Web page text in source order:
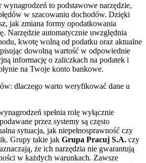
to podstawowe narzędzie,
w szacowaniu dochodów. Dzięki
jak zmiana formy opodatkowania
Narzędzie automatycznie uwzględnia
kwotę wolną od podatku oraz aktualne
dowolną wartość w odpowiednie
informację o zaliczkach na podatek i
na Twoje konto bankowe.
dlaczego warto weryfikować dane u
spełnia rolę wyłącznie
przez systemy są często
sytuacja, jak niepełnosprawność czy
Grupy takie jak Grupa Pracuj S.A. czy
że ich narzędzia nie gwarantują
w każdych warunkach. Zawsze